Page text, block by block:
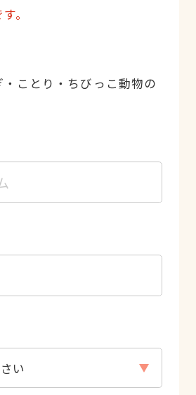
。
ことり・ちびっこ動物の